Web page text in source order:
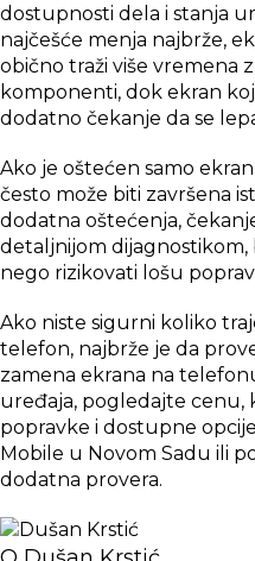
dostupnosti dela i stanja
najčešće menja najbrže,
obično traži više vremena
komponenti, dok ekran
dodatno čekanje da se
Ako je oštećen samo
često može biti završena
dodatna oštećenja,
detaljnijom
nego rizikovati lošu
Ako niste sigurni koliko
telefon, najbrže je da
zamena ekrana na
uređaja, pogledajte cenu,
popravke i dostupne
Mobile u Novom Sadu ili
dodatna provera.